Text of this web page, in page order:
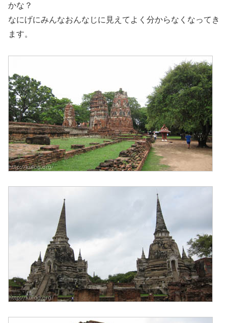
かな？
なにげにみんなおんなじに見えてよく分からなくなってき
ます。